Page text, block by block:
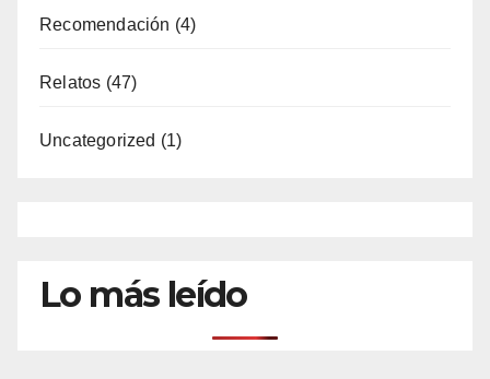
Recomendación (4)
Relatos (47)
Uncategorized (1)
Lo más leído